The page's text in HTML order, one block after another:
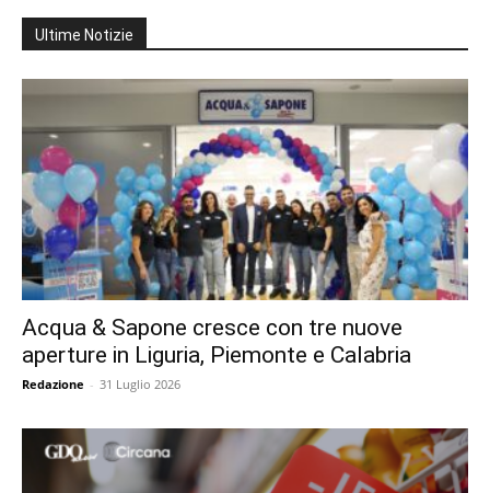
Ultime Notizie
Acqua & Sapone cresce con tre nuove
aperture in Liguria, Piemonte e Calabria
Redazione - 31 Luglio 2026